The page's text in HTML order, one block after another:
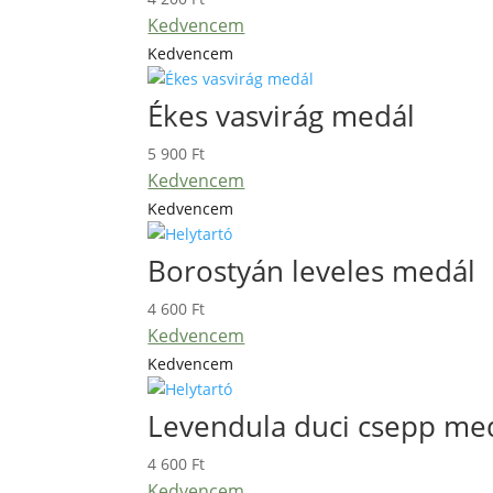
Kedvencem
Kedvencem
Ékes vasvirág medál
5 900 Ft
Kedvencem
Kedvencem
Borostyán leveles medál
4 600 Ft
Kedvencem
Kedvencem
Levendula duci csepp
4 600 Ft